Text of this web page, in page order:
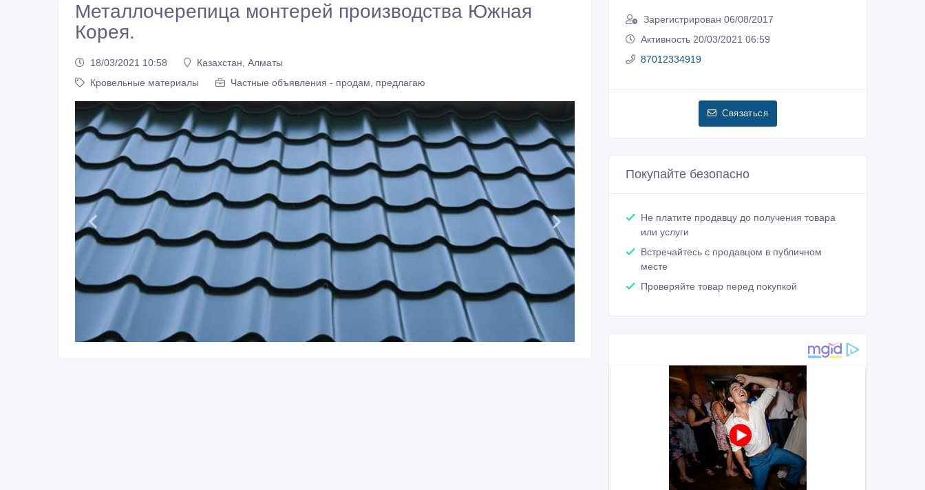
Металлочерепица монтерей производства Южная
Корея.
18/03/2021 10:58
Казахстан, Алматы
Кровельные материалы
Частные объявления - продам, предлагаю
Зарегистрирован 06/08/2017
Активность 20/03/2021 06:59
87012334919
Связаться
Покупайте безопасно
Не платите продавцу до получения товара
или услуги
Встречайтесь с продавцом в публичном
месте
Проверяйте товар перед покупкой